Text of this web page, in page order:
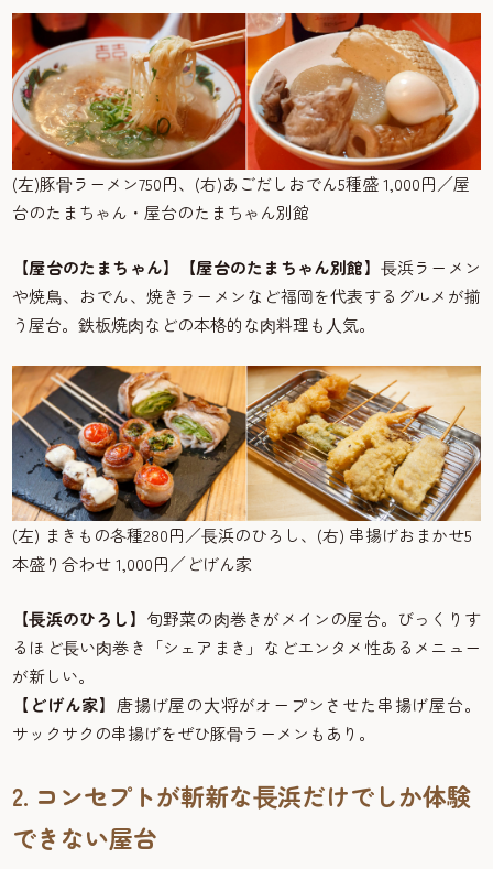
(左)豚⾻ラーメン750円、(右)あごだしおでん5種盛 1,000円／屋
台のたまちゃん・屋台のたまちゃん別館
【屋台のたまちゃん】【屋台のたまちゃん別館】 ⻑浜ラーメン
や焼⿃、おでん、焼きラーメンなど福岡を代表するグルメが揃
う屋台。鉄板焼⾁などの本格的な⾁料理も⼈気。
(左) まきもの各種280円／⻑浜のひろし、(右) 串揚げおまかせ5
本盛り合わせ 1,000円／どげん家
【⻑浜のひろし】 旬野菜の⾁巻きがメインの屋台。びっくりす
るほど⻑い⾁巻き「シェアまき」などエンタメ性あるメニュー
が新しい。
【どげん家】 唐揚げ屋の⼤将がオープンさせた串揚げ屋台。
サックサクの串揚げをぜひ豚⾻ラーメンもあり。
2. コンセプトが斬新な⻑浜だけでしか体験
できない屋台